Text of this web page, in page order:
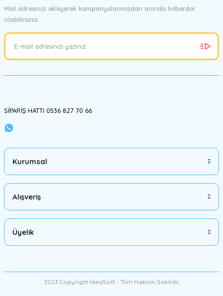
Bu ürüne benzer farklı alternatifler olmalı.
Mail adresinizi ekleyerek kampanyalarımızdan anında haberdar
olabilirsiniz.
SİPARİŞ HATTI 0536 827 70 66
Kurumsal
Alışveriş
Üyelik
2023 Copyright IdeaSoft - Tüm Hakları Saklıdır.